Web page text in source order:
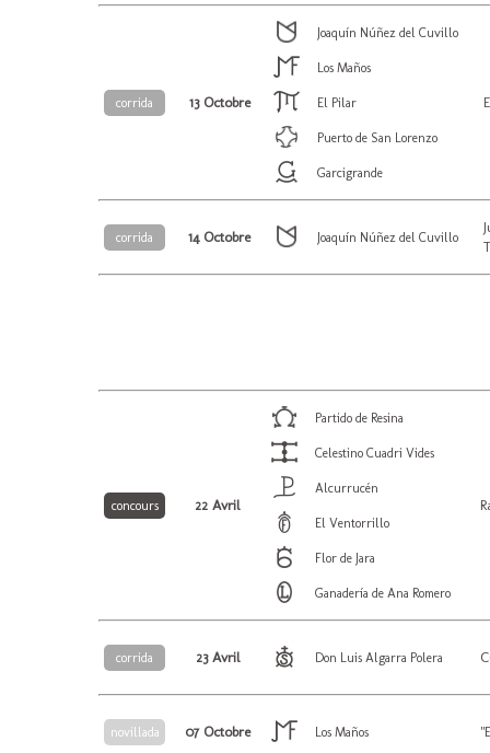
corrida 13 Octobre
Joaquín Núñez del Cuvillo
Los Maños
El Pilar
Puerto de San Lorenzo
Garcigrande
corrida 14 Octobre Joaquín Núñez del Cuvillo
concours 22 Avril
Partido de Resina
Celestino Cuadri Vides
Alcurrucén
El Ventorrillo
Flor de Jara
Ganadería de Ana Romero
corrida 23 Avril Don Luis Algarra Polera
novillada 07 Octobre Los Maños